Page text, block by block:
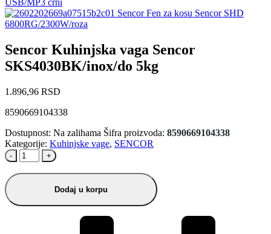
Sencor Fen za kosu Sencor SHD
6800RG/2300W/roza
Sencor Kuhinjska vaga Sencor
SKS4030BK/inox/do 5kg
1.896,96 RSD
8590669104338
Dostupnost: Na zalihama Šifra proizvoda: 8590669104338
Kategorije: Kuhinjske vage, SENCOR
- +
Dodaj u korpu